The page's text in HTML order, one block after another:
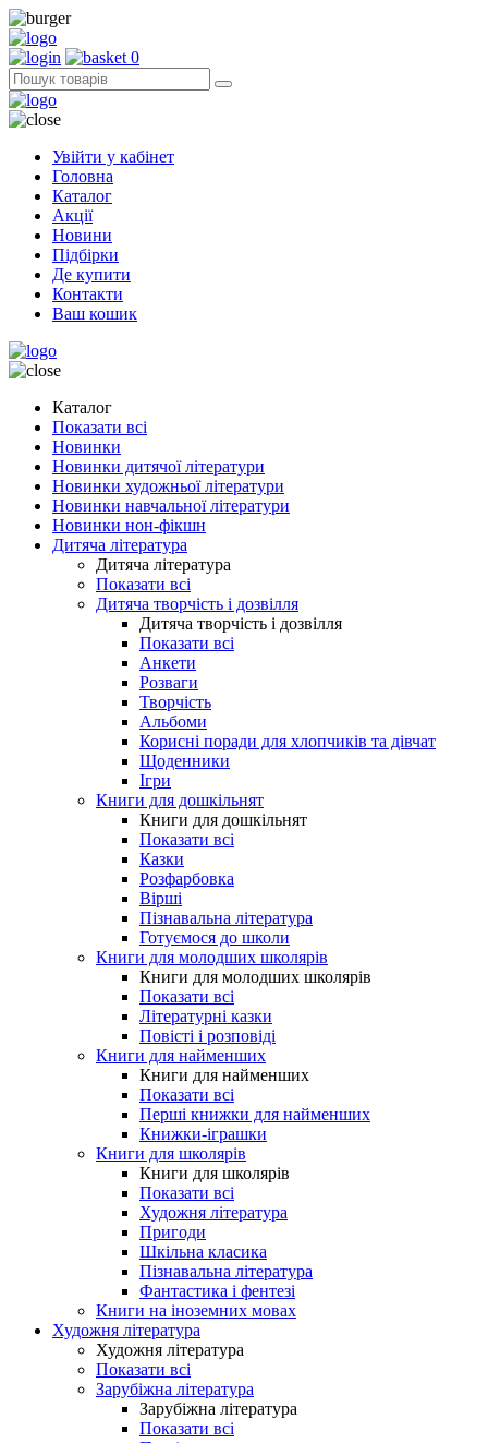
0
Увійти у кабінет
Головна
Каталог
Акції
Новини
Підбірки
Де купити
Контакти
Ваш кошик
Каталог
Показати всі
Новинки
Новинки дитячої літератури
Новинки художньої літератури
Новинки навчальної літератури
Новинки нон-фікшн
Дитяча література
Дитяча література
Показати всі
Дитяча творчість і дозвілля
Дитяча творчість і дозвілля
Показати всі
Анкети
Розваги
Творчість
Альбоми
Корисні поради для хлопчиків та дівчат
Щоденники
Ігри
Книги для дошкільнят
Книги для дошкільнят
Показати всі
Казки
Розфарбовка
Вірші
Пізнавальна література
Готуємося до школи
Книги для молодших школярів
Книги для молодших школярів
Показати всі
Літературні казки
Повісті і розповіді
Книги для найменших
Книги для найменших
Показати всі
Перші книжки для найменших
Книжки-іграшки
Книги для школярів
Книги для школярів
Показати всі
Художня література
Пригоди
Шкільна класика
Пізнавальна література
Фантастика і фентезі
Книги на іноземних мовах
Художня література
Художня література
Показати всі
Зарубіжна література
Зарубіжна література
Показати всі